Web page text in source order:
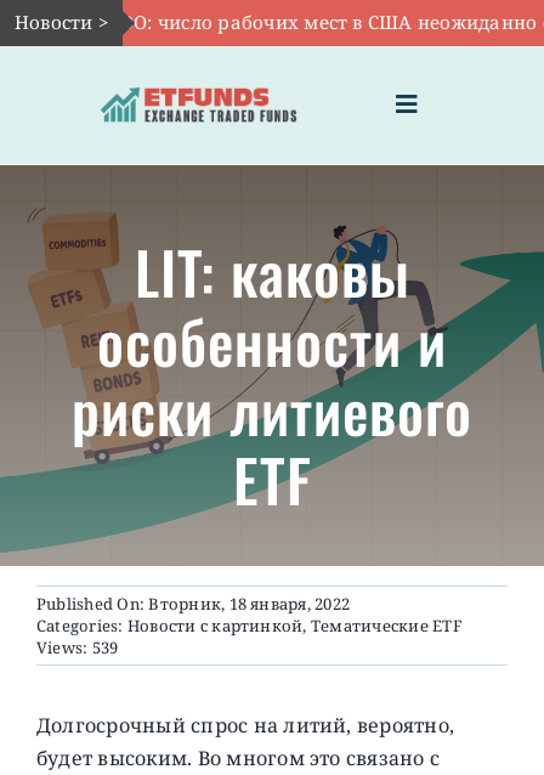
Skip
to
Новости >
Авг 7:VOO: число рабочих мест в США неожиданно
Toggle
Navigation
ГЛАВНАЯ
ЧТО ТАКОЕ ETF
ИНВЕСТИЦИИ В ETF
ТЕМАТИЧЕСКИЕ ETF
АКТУАЛЬНЫЕ
О ПРОЕКТЕ
LIT: каковы
особенности и
риски литиевого
ETF
Published On: Вторник, 18 января, 2022
Categories: Новости с картинкой, Тематические ETF
Views: 539
Долгосрочный спрос на литий, вероятно,
будет высоким. Во многом это связано с